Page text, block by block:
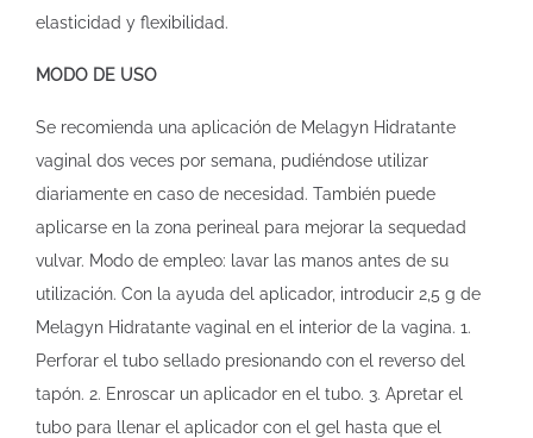
elasticidad y flexibilidad.
MODO DE USO
Se recomienda una aplicación de Melagyn Hidratante
vaginal dos veces por semana, pudiéndose utilizar
diariamente en caso de necesidad. También puede
aplicarse en la zona perineal para mejorar la sequedad
vulvar. Modo de empleo: lavar las manos antes de su
utilización. Con la ayuda del aplicador, introducir 2,5 g de
Melagyn Hidratante vaginal en el interior de la vagina. 1.
Perforar el tubo sellado presionando con el reverso del
tapón. 2. Enroscar un aplicador en el tubo. 3. Apretar el
tubo para llenar el aplicador con el gel hasta que el